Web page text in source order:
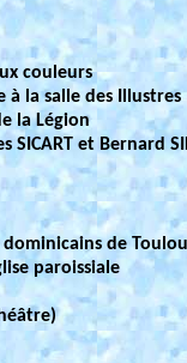
couleurs
à la salle des Illustres
la Légion
et Bernard
de
paroissiale